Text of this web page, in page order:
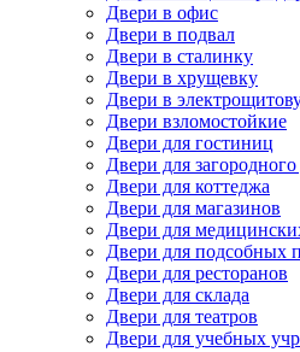
Двери в офис
Двери в подвал
Двери в сталинку
Двери в хрущевку
Двери в
Двери взломостойкие
Двери для гостиниц
Двери для
Двери для коттеджа
Двери для магазинов
Двери для
Двери для подсобных
Двери для ресторанов
Двери для склада
Двери для театров
Двери для учебных